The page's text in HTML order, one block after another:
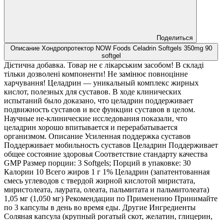
Поделиться
Описание Хондропротектор NOW Foods Celadrin Softgels 350mg 90
softgel
Дієтична добавка. Товар не є лікарським засобом! В складі
тільки дозволені компоненти! Не замінює повноцінне
харчування! Целадрин — уникальный комплекс жирных
кислот, полезных для суставов. В ходе клинических
испытаний было доказано, что целадрин поддерживает
подвижность суставов и все функции суставов в целом.
Научные не-клинические исследования показали, что
целадрин хорошо впитывается и перерабатывается
организмом. Описание Усиленная поддержка суставов
Поддерживает мобильность суставов Целадрин Поддерживает
общее состояние здоровья Соответствие стандарту качества
GMP Размер порции: 3 Softgels; Порций в упаковке: 30
Калории 10 Всего жиров 1 г 1% Целадрин (запатентованная
смесь углеводов с твердой жирной кислотой миристата,
миристолеата, лаурата, олеата, пальмитата и пальмитолеата)
1,05 мг (1,050 мг) Рекомендации по Применению Принимайте
по 3 капсулы в день во время еды. Другие Ингредиенты
Соляная капсула (крупный рогатый скот, желатин, глицерин,